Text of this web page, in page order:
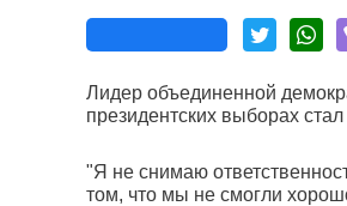
Лидер объединенной
президентских выборах
"Я не снимаю
том, что мы не смогли